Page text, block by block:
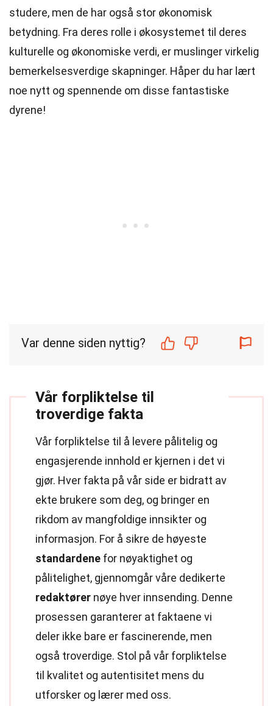
studere, men de har også stor økonomisk
betydning. Fra deres rolle i økosystemet til deres
kulturelle og økonomiske verdi, er muslinger virkelig
bemerkelsesverdige skapninger. Håper du har lært
noe nytt og spennende om disse fantastiske
dyrene!
Var denne siden nyttig?
Vår forpliktelse til
troverdige fakta
Vår forpliktelse til å levere pålitelig og
engasjerende innhold er kjernen i det vi
gjør. Hver fakta på vår side er bidratt av
ekte brukere som deg, og bringer en
rikdom av mangfoldige innsikter og
informasjon. For å sikre de høyeste
standardene for nøyaktighet og
pålitelighet, gjennomgår våre dedikerte
redaktører nøye hver innsending. Denne
prosessen garanterer at faktaene vi
deler ikke bare er fascinerende, men
også troverdige. Stol på vår forpliktelse
til kvalitet og autentisitet mens du
utforsker og lærer med oss.